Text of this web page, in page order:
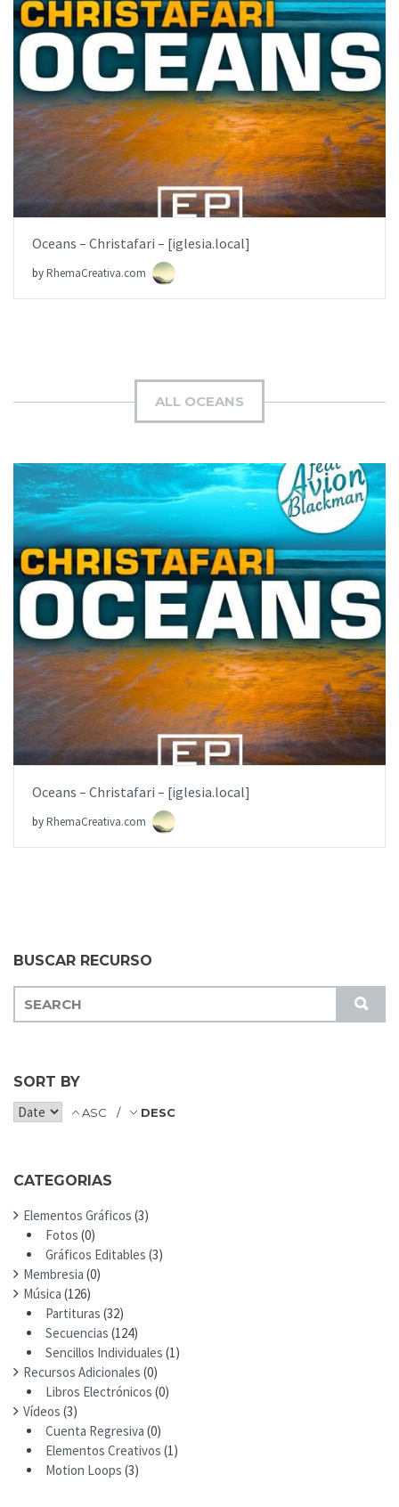
AÑADIR AL PEDIDO
ITEM PRICE: $6.99
Oceans – Christafari – [iglesia.local]
byRhemaCreativa.com
ALL OCEANS
AÑADIR AL PEDIDO
ITEM PRICE: $6.99
Oceans – Christafari – [iglesia.local]
byRhemaCreativa.com
BUSCAR RECURSO
S
U
C
H
F
:
SORT BY
ASC DESC
CATEGORIAS
Elementos Gráficos (3)
Fotos (0)
Gráficos Editables (3)
Membresia (0)
Música (126)
Partituras (32)
Secuencias (124)
Sencillos Individuales (1)
Recursos Adicionales (0)
Libros Electrónicos (0)
Vídeos (3)
Cuenta Regresiva (0)
Elementos Creativos (1)
Motion Loops (3)